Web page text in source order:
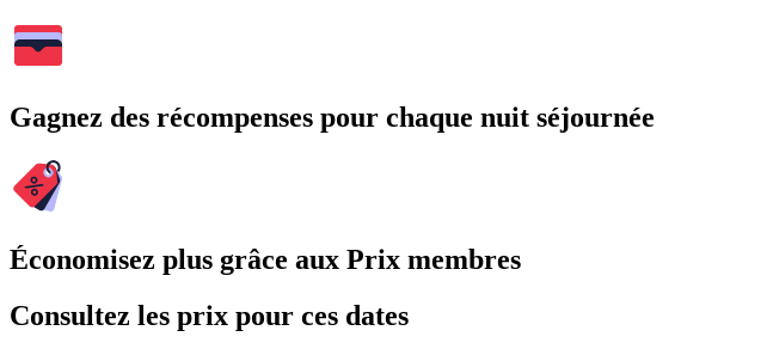
Gagnez des récompenses pour chaque nuit séjournée
Économisez plus grâce aux Prix membres
Consultez les prix pour ces dates